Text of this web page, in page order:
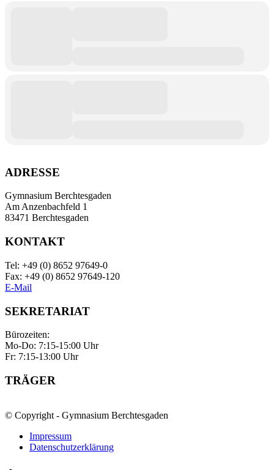
ADRESSE
Gymnasium Berchtesgaden
Am Anzenbachfeld 1
83471 Berchtesgaden
KONTAKT
Tel: +49 (0) 8652 97649-0
Fax: +49 (0) 8652 97649-120
E-Mail
SEKRETARIAT
Bürozeiten:
Mo-Do: 7:15-15:00 Uhr
Fr: 7:15-13:00 Uhr
TRÄGER
© Copyright - Gymnasium Berchtesgaden
Impressum
Datenschutzerklärung